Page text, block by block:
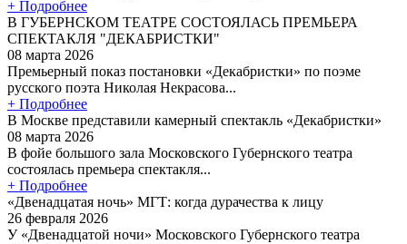
+ Подробнее
В ГУБЕРНСКОМ ТЕАТРЕ СОСТОЯЛАСЬ ПРЕМЬЕРА
СПЕКТАКЛЯ "ДЕКАБРИСТКИ"
08 марта 2026
Премьерный показ постановки «Декабристки» по поэме
русского поэта Николая Некрасова...
+ Подробнее
В Москве представили камерный спектакль «Декабристки»
08 марта 2026
В фойе большого зала Московского Губернского театра
состоялась премьера спектакля...
+ Подробнее
«Двенадцатая ночь» МГТ: когда дурачества к лицу
26 февраля 2026
У «Двенадцатой ночи» Московского Губернского театра